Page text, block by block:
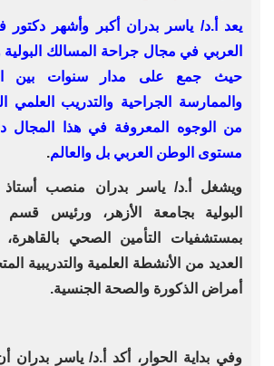
يعد أ.د/ ياسر بدران أكبر وأشهر
العربي في مجال جراحة المسالك
حيث جمع على مدار سنوات بين
والممارسة الجراحية والتدريب
من الوجوه المعروفة في هذا
مستوى الوطن العربي بل والعالم.
ويشغل أ.د/ ياسر بدران منصب أستاذ
البولية بجامعة الأزهر، ورئيس قسم
بمستشفيات التأمين الصحي
العديد من الأنشطة العلمية والتدريبية
أمراض الذكورة والصحة الجنسية.
وفي بداية الحوار، أكد أ.د/ ياسر